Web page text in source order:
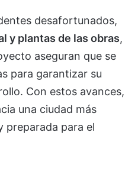
desafortunados,
y plantas de las obras,
aseguran que se
para garantizar su
Con estos avances,
una ciudad más
preparada para el